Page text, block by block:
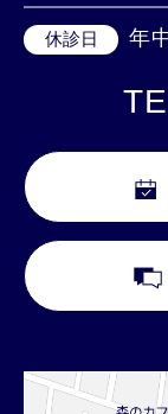
休診日 年